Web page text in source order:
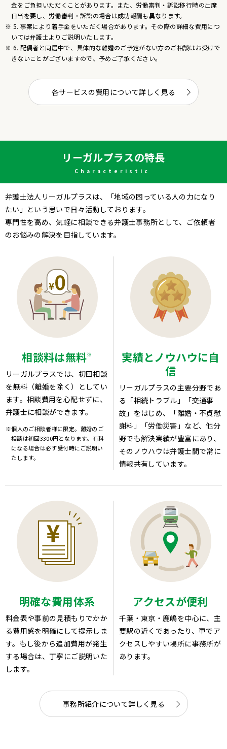
金をご負担いただくことがあります。また、労働審判・訴訟移行時の出席
日当を要し、労働審判・訴訟の場合は成功報酬も異なります。
※ 5. 事案により着手金をいただく場合があります。その際の詳細な費用につ
いては弁護士よりご説明いたします。
※ 6. 配偶者と同居中で、具体的な離婚のご予定がない方のご相談はお受けで
きないことがございますので、予めご了承ください。
各サービスの費用について詳しく見る
リーガルプラスの特長
Characteristic
弁護士法人リーガルプラスは、「地域の困っている人の力になり
たい」という思いで日々活動しております。
専門性を高め、気軽に相談できる弁護士事務所として、ご依頼者
のお悩みの解決を目指しています。
相談料は無料※
リーガルプラスでは、初回相談
を無料（離婚を除く）としてい
ます。相談費用を心配せずに、
弁護士に相談ができます。
※個人のご相談者様に限定。離婚のご
相談は初回3300円となります。有料
になる場合は必ず受付時にご説明い
たします。
実績とノウハウに自
信
リーガルプラスの主要分野であ
る「相続トラブル」「交通事
故」をはじめ、「離婚・不貞慰
謝料」「労働災害」など、他分
野でも解決実績が豊富にあり、
そのノウハウは弁護士間で常に
情報共有しています。
明確な費用体系
料金表や事前の見積もりでかか
る費用感を明確にして提示しま
す。もし後から追加費用が発生
する場合は、丁寧にご説明いた
します。
アクセスが便利
千葉・東京・鹿嶋を中心に、主
要駅の近くであったり、車でア
クセスしやすい場所に事務所が
あります。
事務所紹介について詳しく見る